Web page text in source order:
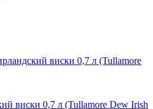
виски 0,7 л (Tullamore Dew Irish